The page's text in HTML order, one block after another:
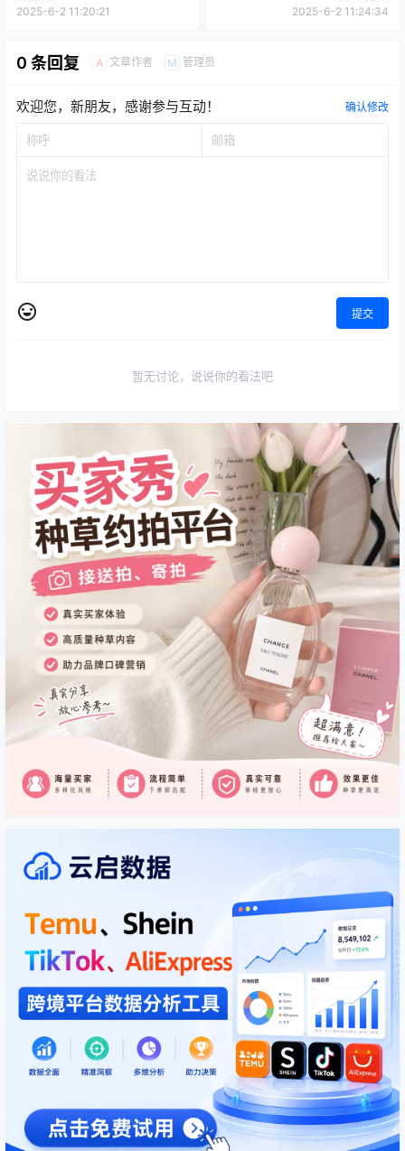
2025-6-2 11:20:21 2025-6-2 11:24:34
0 条回复 A 文章作者 M 管理员
欢迎您，新朋友，感谢参与互动！ 确认修改
提交
暂无讨论，说说你的看法吧